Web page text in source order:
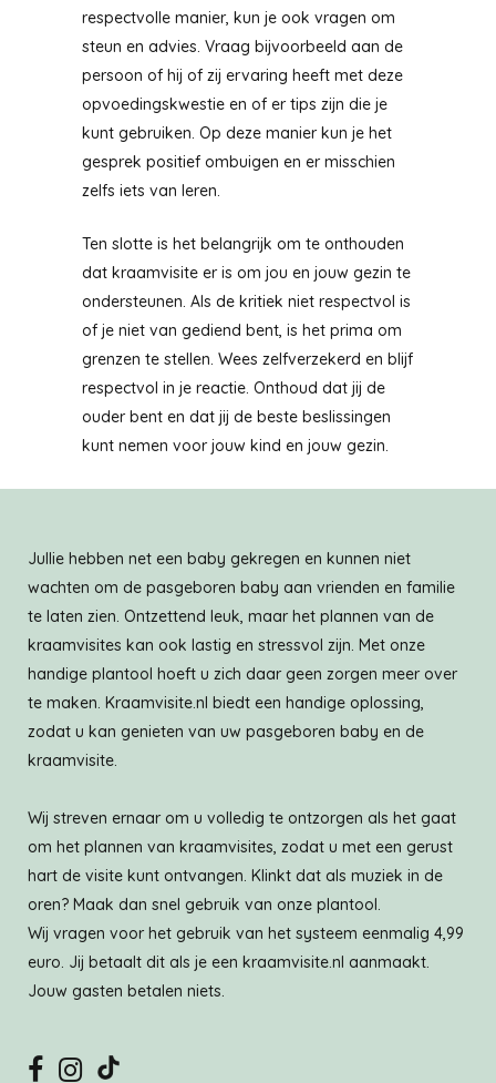
respectvolle manier, kun je ook vragen om
steun en advies. Vraag bijvoorbeeld aan de
persoon of hij of zij ervaring heeft met deze
opvoedingskwestie en of er tips zijn die je
kunt gebruiken. Op deze manier kun je het
gesprek positief ombuigen en er misschien
zelfs iets van leren.
Ten slotte is het belangrijk om te onthouden
dat kraamvisite er is om jou en jouw gezin te
ondersteunen. Als de kritiek niet respectvol is
of je niet van gediend bent, is het prima om
grenzen te stellen. Wees zelfverzekerd en blijf
respectvol in je reactie. Onthoud dat jij de
ouder bent en dat jij de beste beslissingen
kunt nemen voor jouw kind en jouw gezin.
Jullie hebben net een baby gekregen en kunnen niet
wachten om de pasgeboren baby aan vrienden en familie
te laten zien. Ontzettend leuk, maar het plannen van de
kraamvisites kan ook lastig en stressvol zijn. Met onze
handige plantool hoeft u zich daar geen zorgen meer over
te maken. Kraamvisite.nl biedt een handige oplossing,
zodat u kan genieten van uw pasgeboren baby en de
kraamvisite.
Wij streven ernaar om u volledig te ontzorgen als het gaat
om het plannen van kraamvisites, zodat u met een gerust
hart de visite kunt ontvangen. Klinkt dat als muziek in de
oren? Maak dan snel gebruik van onze plantool.
Wij vragen voor het gebruik van het systeem eenmalig 4,99
euro. Jij betaalt dit als je een kraamvisite.nl aanmaakt.
Jouw gasten betalen niets.